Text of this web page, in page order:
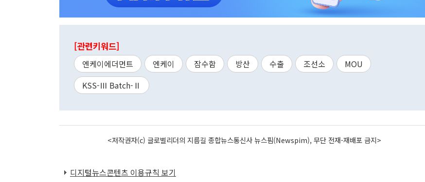
[관련키워드]
엔케이에더먼트 엔케이 잠수함 방산 수출 조선소
MOU
KSS-Ⅲ Batch-Ⅱ
<저작권자(c) 글로벌리더의 지름길 종합뉴스통신사 뉴스핌(Newspim), 무단 전재-재배포 금지>
디지털뉴스콘텐츠 이용규칙 보기